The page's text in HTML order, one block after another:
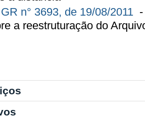
n° 3693, de 19/08/2011
a reestruturação do